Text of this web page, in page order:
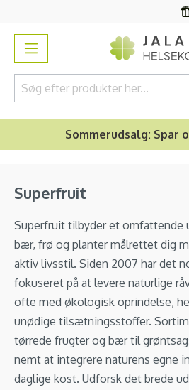
og
Sommerudsalg: Spar
Superfruit
Superfruit tilbyder et omfattende
bær, frø og planter målrettet dig
aktiv livsstil. Siden 2007 har det
fokuseret på at levere naturlige
ofte med økologisk oprindelse,
unødige tilsætningsstoffer.
tørrede frugter og bær til
nemt at integrere naturens egne
daglige kost. Udforsk det brede